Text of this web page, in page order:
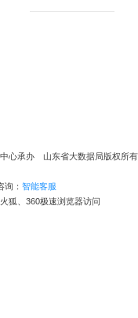
心承办 山东省大数据局版权所有
： 智能客服
狐、360极速浏览器访问